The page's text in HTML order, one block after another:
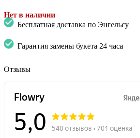
Нет в наличии
Бесплатная доставка по Энгельсу
Гарантия замены букета 24 часа
Отзывы